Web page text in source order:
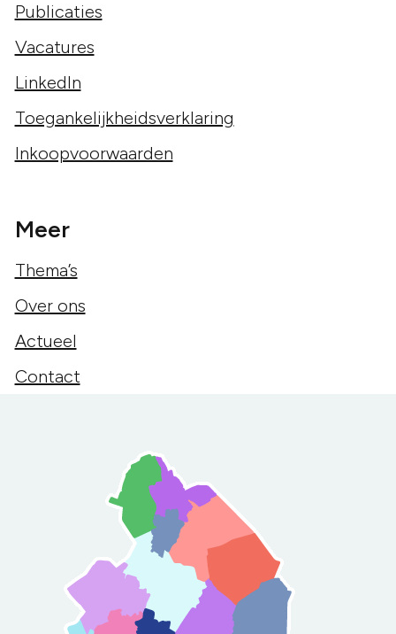
Publicaties
Vacatures
LinkedIn
Toegankelijkheidsverklaring
Inkoopvoorwaarden
Meer
Thema’s
Over ons
Actueel
Contact